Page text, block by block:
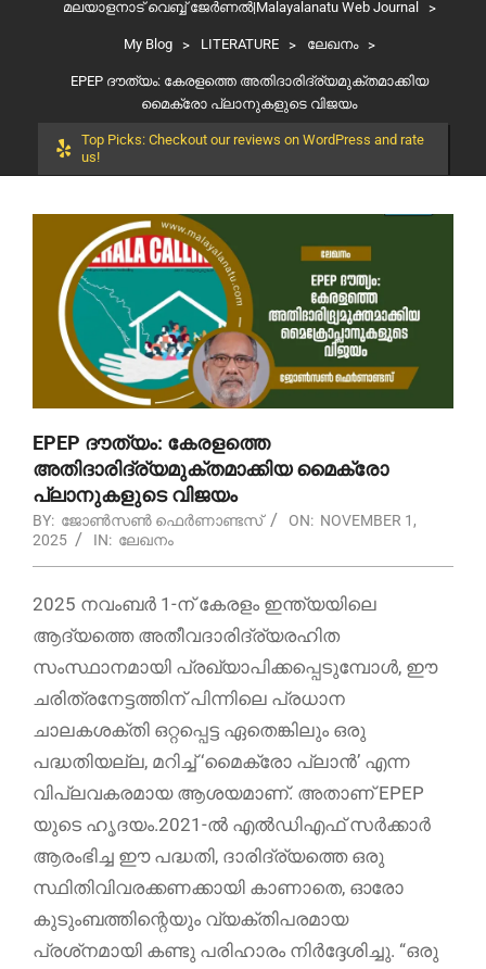
മലയാളനാട് വെബ്ബ് ജേർണൽ|Malayalanatu Web Journal >
My Blog > LITERATURE > ലേഖനം >
EPEP ദൗത്യം: കേരളത്തെ അതിദാരിദ്ര്യമുക്തമാക്കിയ
മൈക്രോ പ്ലാനുകളുടെ വിജയം
Top Picks: Checkout our reviews on WordPress and rate
us!
EPEP ദൗത്യം: കേരളത്തെ
അതിദാരിദ്ര്യമുക്തമാക്കിയ മൈക്രോ
പ്ലാനുകളുടെ വിജയം
BY: ജോൺസൺ ഫെർണാണ്ടസ് ON: NOVEMBER 1,
2025
IN: ലേഖനം
2025 നവംബർ 1-ന് കേരളം ഇന്ത്യയിലെ
ആദ്യത്തെ അതീവദാരിദ്ര്യരഹിത
സംസ്ഥാനമായി പ്രഖ്യാപിക്കപ്പെടുമ്പോൾ, ഈ
ചരിത്രനേട്ടത്തിന് പിന്നിലെ പ്രധാന
ചാലകശക്തി ഒറ്റപ്പെട്ട ഏതെങ്കിലും ഒരു
പദ്ധതിയല്ല, മറിച്ച് ‘മൈക്രോ പ്ലാൻ’ എന്ന
വിപ്ലവകരമായ ആശയമാണ്. അതാണ് EPEP
യുടെ ഹൃദയം.2021-ൽ എൽഡിഎഫ് സർക്കാർ
ആരംഭിച്ച ഈ പദ്ധതി, ദാരിദ്ര്യത്തെ ഒരു
സ്ഥിതിവിവരക്കണക്കായി കാണാതെ, ഓരോ
കുടുംബത്തിന്റെയും വ്യക്തിപരമായ
പ്രശ്‌നമായി കണ്ടു പരിഹാരം നിർദ്ദേശിച്ചു. “ഒരു